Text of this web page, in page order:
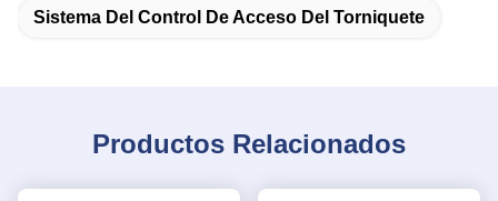
Sistema Del Control De Acceso Del Torniquete
Productos Relacionados